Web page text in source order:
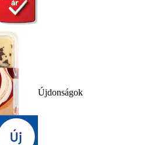
Újdonságok